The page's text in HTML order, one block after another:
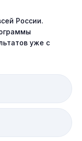
России.
уже с